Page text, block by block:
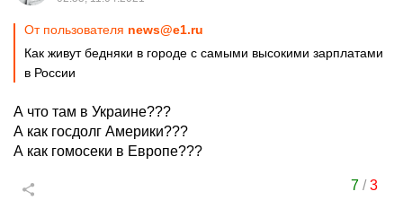
От пользователя news@e1.ru
Как живут бедняки в городе с самыми высокими зарплатами
в России
А что там в Украине???
А как госдолг Америки???
А как гомосеки в Европе???
7/3